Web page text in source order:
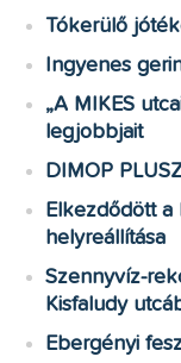
Tókerülő
Ingyenes
„A MIKES
legjobbjait
DIMOP
Elkezdődött
helyreállítása
Szennyvíz-
Kisfaludy
Ebergényi